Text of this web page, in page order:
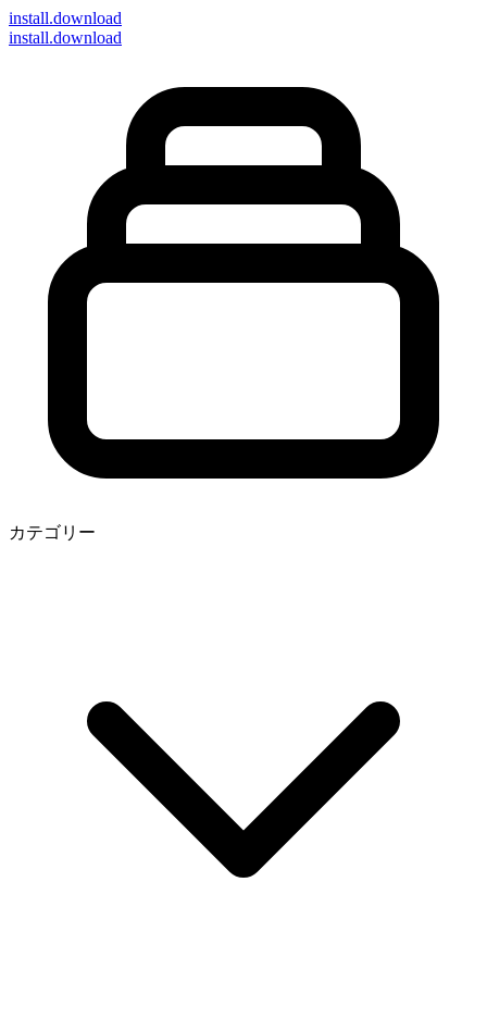
install.download
install.download
カテゴリー